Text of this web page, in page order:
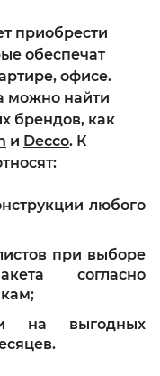
приобрести
обеспечат
офисе.
можно найти
брендов, как
и Decco. К
любого
при выборе
согласно
на выгодных